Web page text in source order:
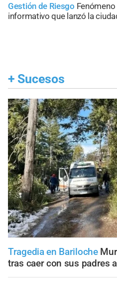
Gestión de Riesgo
informativo que lanzó la
+ Sucesos
Tragedia en Bariloche
tras caer con sus padres